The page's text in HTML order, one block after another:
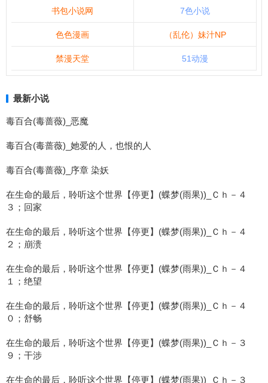
书包小说网 7色小说
色色漫画 （乱伦）妹汁NP
禁漫天堂 51动漫
最新小说
毒百合(毒蔷薇)_恶魔
毒百合(毒蔷薇)_她爱的人，也恨的人
毒百合(毒蔷薇)_序章 染妖
在生命的最后，聆听这个世界【停更】(蝶梦(雨果))_Ｃｈ－４
３；回家
在生命的最后，聆听这个世界【停更】(蝶梦(雨果))_Ｃｈ－４
２；崩溃
在生命的最后，聆听这个世界【停更】(蝶梦(雨果))_Ｃｈ－４
１；绝望
在生命的最后，聆听这个世界【停更】(蝶梦(雨果))_Ｃｈ－４
０；舒畅
在生命的最后，聆听这个世界【停更】(蝶梦(雨果))_Ｃｈ－３
９；干涉
在生命的最后，聆听这个世界【停更】(蝶梦(雨果))_Ｃｈ－３